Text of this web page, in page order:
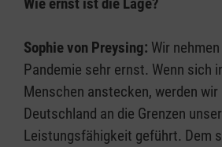
Sophie von Preysing: Wir
Pandemie sehr ernst. Wenn sich
Menschen anstecken, werden wir
Deutschland an die Grenzen
Leistungsfähigkeit geführt. Dem